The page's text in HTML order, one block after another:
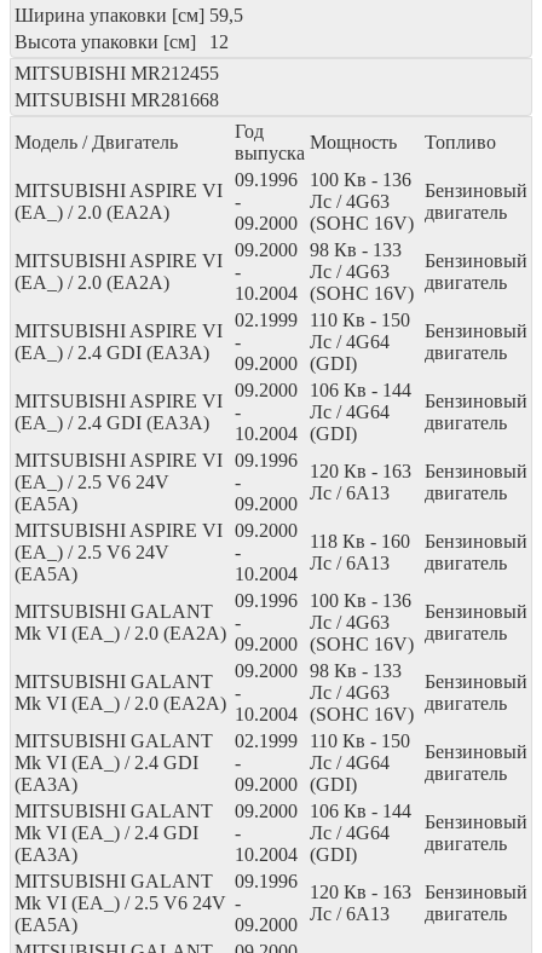
Ширина упаковки [см] 59,5
Высота упаковки [см]
12
MITSUBISHI MR212455
MITSUBISHI MR281668
Модель / Двигатель
Год
выпуска
Мощность Топливо
MITSUBISHI ASPIRE VI
(EA_) / 2.0 (EA2A)
09.1996
-
09.2000
100 Кв - 136
Лс / 4G63
(SOHC 16V)
Бензиновый
двигатель
MITSUBISHI ASPIRE VI
(EA_) / 2.0 (EA2A)
09.2000
-
10.2004
98 Кв - 133
Лс / 4G63
(SOHC 16V)
Бензиновый
двигатель
MITSUBISHI ASPIRE VI
(EA_) / 2.4 GDI (EA3A)
02.1999
-
09.2000
110 Кв - 150
Лс / 4G64
(GDI)
Бензиновый
двигатель
MITSUBISHI ASPIRE VI
(EA_) / 2.4 GDI (EA3A)
09.2000
-
10.2004
106 Кв - 144
Лс / 4G64
(GDI)
Бензиновый
двигатель
MITSUBISHI ASPIRE VI
(EA_) / 2.5 V6 24V
(EA5A)
09.1996
-
09.2000
120 Кв - 163
Лс / 6A13
Бензиновый
двигатель
MITSUBISHI ASPIRE VI
(EA_) / 2.5 V6 24V
(EA5A)
09.2000
-
10.2004
118 Кв - 160
Лс / 6A13
Бензиновый
двигатель
MITSUBISHI GALANT
Mk VI (EA_) / 2.0 (EA2A)
09.1996
-
09.2000
100 Кв - 136
Лс / 4G63
(SOHC 16V)
Бензиновый
двигатель
MITSUBISHI GALANT
Mk VI (EA_) / 2.0 (EA2A)
09.2000
-
10.2004
98 Кв - 133
Лс / 4G63
(SOHC 16V)
Бензиновый
двигатель
MITSUBISHI GALANT
Mk VI (EA_) / 2.4 GDI
(EA3A)
02.1999
-
09.2000
110 Кв - 150
Лс / 4G64
(GDI)
Бензиновый
двигатель
MITSUBISHI GALANT
Mk VI (EA_) / 2.4 GDI
(EA3A)
09.2000
-
10.2004
106 Кв - 144
Лс / 4G64
(GDI)
Бензиновый
двигатель
MITSUBISHI GALANT
Mk VI (EA_) / 2.5 V6 24V
(EA5A)
09.1996
-
09.2000
120 Кв - 163
Лс / 6A13
Бензиновый
двигатель